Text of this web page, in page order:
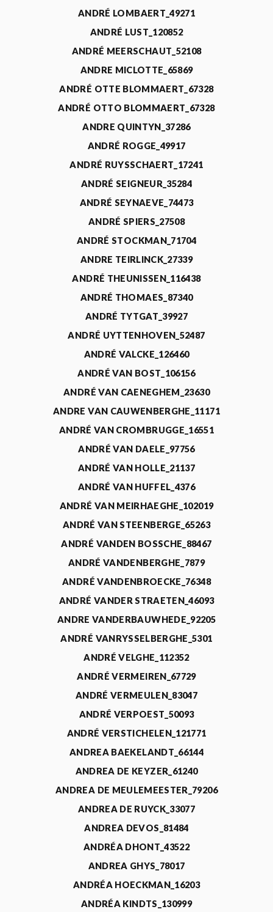
ANDRÉ LOMBAERT_49271
ANDRÉ LUST_120852
ANDRÉ MEERSCHAUT_52108
ANDRE MICLOTTE_65869
ANDRÉ OTTE BLOMMAERT_67328
ANDRÉ OTTO BLOMMAERT_67328
ANDRE QUINTYN_37286
ANDRÉ ROGGE_49917
ANDRÉ RUYSSCHAERT_17241
ANDRÉ SEIGNEUR_35284
ANDRÉ SEYNAEVE_74473
ANDRÉ SPIERS_27508
ANDRÉ STOCKMAN_71704
ANDRE TEIRLINCK_27339
ANDRÉ THEUNISSEN_116438
ANDRÉ THOMAES_87340
ANDRÉ TYTGAT_39927
ANDRÉ UYTTENHOVEN_52487
ANDRÉ VALCKE_126460
ANDRÉ VAN BOST_106156
ANDRÉ VAN CAENEGHEM_23630
ANDRE VAN CAUWENBERGHE_11171
ANDRÉ VAN CROMBRUGGE_16551
ANDRÉ VAN DAELE_97756
ANDRÉ VAN HOLLE_21137
ANDRÉ VAN HUFFEL_4376
ANDRÉ VAN MEIRHAEGHE_102019
ANDRÉ VAN STEENBERGE_65263
ANDRÉ VANDEN BOSSCHE_88467
ANDRÉ VANDENBERGHE_7879
ANDRÉ VANDENBROECKE_76348
ANDRÉ VANDER STRAETEN_46093
ANDRE VANDERBAUWHEDE_92205
ANDRÉ VANRYSSELBERGHE_5301
ANDRÉ VELGHE_112352
ANDRÉ VERMEIREN_67729
ANDRÉ VERMEULEN_83047
ANDRÉ VERPOEST_50093
ANDRÉ VERSTICHELEN_121771
ANDREA BAEKELANDT_66144
ANDREA DE KEYZER_61240
ANDREA DE MEULEMEESTER_79206
ANDREA DE RUYCK_33077
ANDREA DEVOS_81484
ANDRÉA DHONT_43522
ANDREA GHYS_78017
ANDRÉA HOECKMAN_16203
ANDRÉA KINDTS_130999